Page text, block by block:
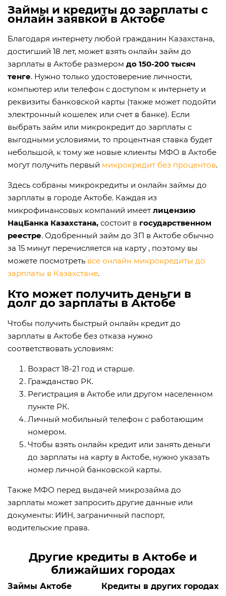
Займы и кредиты до зарплаты с
онлайн заявкой в Актобе
Благодаря интернету любой гражданин Казахстана,
достигший 18 лет, может взять онлайн займ до
зарплаты в Актобе размером до 150-200 тысяч
тенге. Нужно только удостоверение личности,
компьютер или телефон с доступом к интернету и
реквизиты банковской карты (также может подойти
электронный кошелек или счет в банке). Если
выбрать займ или микрокредит до зарплаты с
выгодными условиями, то процентная ставка будет
небольшой, к тому же новые клиенты МФО в Актобе
могут получить первый микрокредит без процентов.
Здесь собраны микрокредиты и онлайн займы до
зарплаты в городе Актобе. Каждая из
микрофинансовых компаний имеет лицензию
НацБанка Казахстана, состоит в государственном
реестре. Одобренный займ до ЗП в Актобе обычно
за 15 минут перечисляется на карту , поэтому вы
можете посмотреть все онлайн микрокредиты до
зарплаты в Казахстане.
Кто может получить деньги в
долг до зарплаты в Актобе
Чтобы получить быстрый онлайн кредит до
зарплаты в Актобе без отказа нужно
соответствовать условиям:
Возраст 18-21 год и старше.
Гражданство РК.
Регистрация в Актобе или другом населенном
пункте РК.
Личный мобильный телефон с работающим
номером.
Чтобы взять онлайн кредит или занять деньги
до зарплаты на карту в Актобе, нужно указать
номер личной банковской карты.
Также МФО перед выдачей микрозайма до
зарплаты может запросить другие данные или
документы: ИИН, заграничный паспорт,
водительские права.
Другие кредиты в Актобе и
ближайших городах
Займы Актобе
Кредиты в других городах